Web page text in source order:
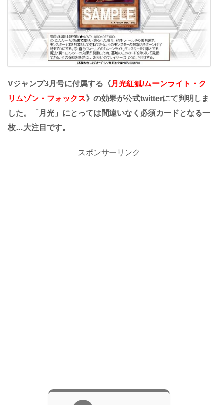
Vジャンプ3月号に付属する《 月光紅狐/ムーンライト・ク
リムゾン・フォックス》の効果が公式twitterにて判明しま
した。「月光」にとっては間違いなく必須カードとなる一
枚…大注目です。
スポンサーリンク